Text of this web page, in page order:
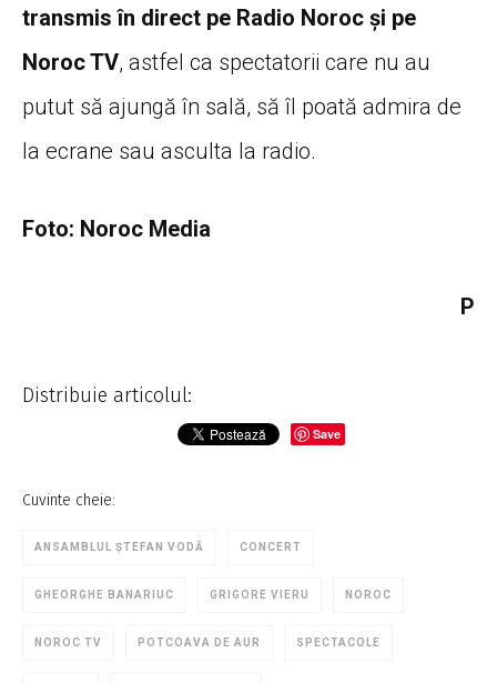
transmis în direct pe Radio Noroc și pe
Noroc TV, astfel ca spectatorii care nu au
putut să ajungă în sală, să îl poată admira de
la ecrane sau asculta la radio.
Foto: Noroc Media
P
Distribuie articolul:
Save
Cuvinte cheie:
ANSAMBLUL ȘTEFAN VODĂ CONCERT
GHEORGHE BANARIUC GRIGORE VIERU NOROC
NOROC TV POTCOAVA DE AUR SPECTACOLE